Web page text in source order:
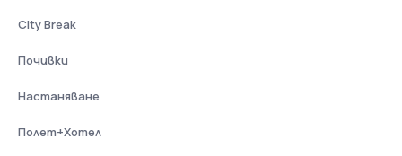
City Break
Почивки
Настаняване
Полет+Хотел